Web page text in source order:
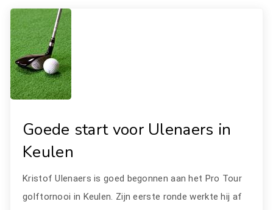
Goede start voor Ulenaers in
Keulen
Kristof Ulenaers is goed begonnen aan het Pro Tour
golftornooi in Keulen. Zijn eerste ronde werkte hij af